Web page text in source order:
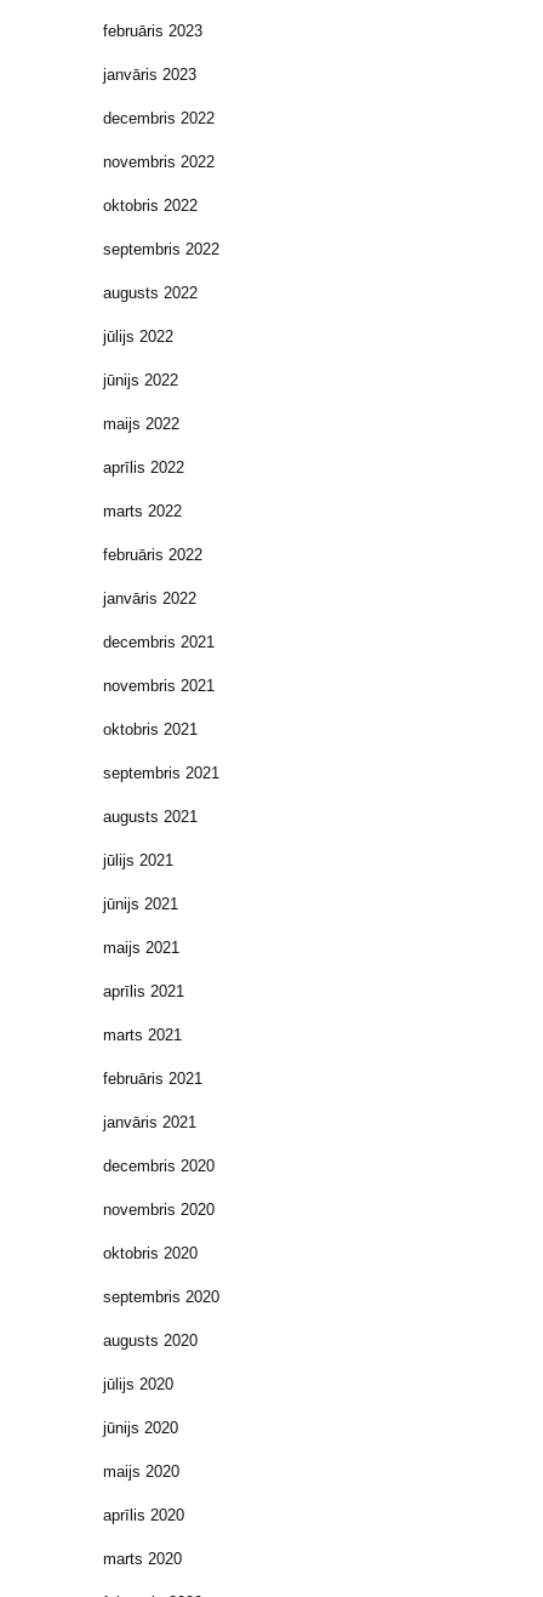
februāris 2023
janvāris 2023
decembris 2022
novembris 2022
oktobris 2022
septembris 2022
augusts 2022
jūlijs 2022
jūnijs 2022
maijs 2022
aprīlis 2022
marts 2022
februāris 2022
janvāris 2022
decembris 2021
novembris 2021
oktobris 2021
septembris 2021
augusts 2021
jūlijs 2021
jūnijs 2021
maijs 2021
aprīlis 2021
marts 2021
februāris 2021
janvāris 2021
decembris 2020
novembris 2020
oktobris 2020
septembris 2020
augusts 2020
jūlijs 2020
jūnijs 2020
maijs 2020
aprīlis 2020
marts 2020